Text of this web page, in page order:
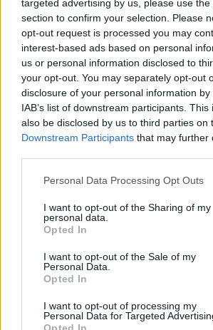
targeted advertising by us, please use
section to confirm your selection. Please
opt-out request is processed you may
interest-based ads based on personal
us or personal information disclosed to
your opt-out. You may separately opt-out
disclosure of your personal information
IAB’s list of downstream participants.
also be disclosed by us to third parties on
Downstream Participants that may further
Personal Data Processing Opt Outs
I want to opt-out of the Sharing of my
personal data.
Opted In
I want to opt-out of the Sale of my
Personal Data.
Opted In
I want to opt-out of processing my
Personal Data for Targeted
Opted In
Tate testvéreket
2026. július 17., péntek
Mostantól börtönök
használhatóak a nílusi